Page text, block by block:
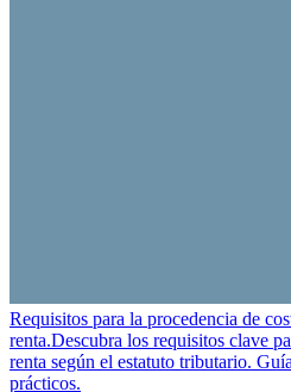
Requisitos para la procedencia de
renta.Descubra los requisitos clave
renta según el estatuto tributario.
prácticos.